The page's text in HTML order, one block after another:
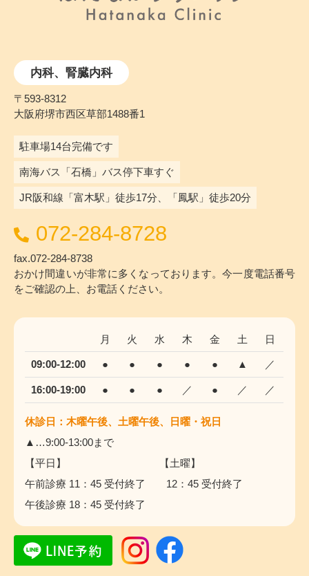
内科、腎臓内科
〒593-8312
大阪府堺市西区草部1488番1
駐車場14台完備です
南海バス「石橋」バス停下車すぐ
JR阪和線「富木駅」徒歩17分、「鳳駅」徒歩20分
072-284-8728
fax.072-284-8738
おかけ間違いが非常に多くなっております。今一度電話番号
をご確認の上、お電話ください。
月 火 水 木 金 土 日
09:00-12:00 ● ● ● ● ● ▲ ／
16:00-19:00 ● ● ● ／ ● ／ ／
休診日：木曜午後、土曜午後、日曜・祝日
▲…9:00-13:00まで
【平日】 【土曜】
午前診療 11：45 受付終了 12：45 受付終了
午後診療 18：45 受付終了